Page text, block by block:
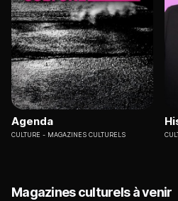
Agenda
CULTURE MAGAZINES CULTURELS
Magazines culturels à venir